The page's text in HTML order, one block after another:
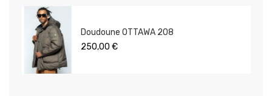
Doudoune OTTAWA 208
250,00 €